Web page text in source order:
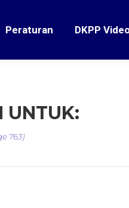
Peraturan DKPP
UNTUK:
763)